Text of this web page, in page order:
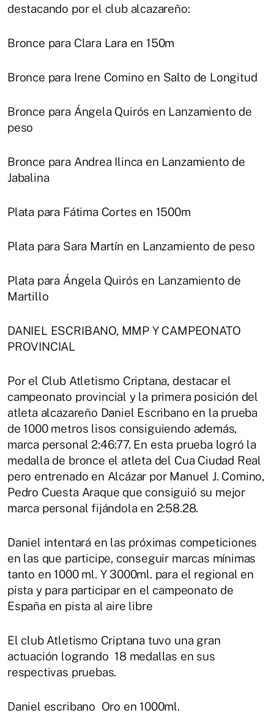
destacando por el club alcazareño:
Bronce para Clara Lara en 150m
Bronce para Irene Comino en Salto de Longitud
Bronce para Ángela Quirós en Lanzamiento de
peso
Bronce para Andrea Ilinca en Lanzamiento de
Jabalina
Plata para Fátima Cortes en 1500m
Plata para Sara Martín en Lanzamiento de peso
Plata para Ángela Quirós en Lanzamiento de
Martillo
DANIEL ESCRIBANO, MMP Y CAMPEONATO
PROVINCIAL
Por el Club Atletismo Criptana, destacar el
campeonato provincial y la primera posición del
atleta alcazareño Daniel Escribano en la prueba
de 1000 metros lisos consiguiendo además,
marca personal 2:46:77. En esta prueba logró la
medalla de bronce el atleta del Cua Ciudad Real
pero entrenado en Alcázar por Manuel J. Comino,
Pedro Cuesta Araque que consiguió su mejor
marca personal fijándola en 2:58.28.
Daniel intentará en las próximas competiciones
en las que participe, conseguir marcas mínimas
tanto en 1000 ml. Y 3000ml. para el regional en
pista y para participar en el campeonato de
España en pista al aire libre
El club Atletismo Criptana tuvo una gran
actuación logrando 18 medallas en sus
respectivas pruebas.
Daniel escribano Oro en 1000ml.